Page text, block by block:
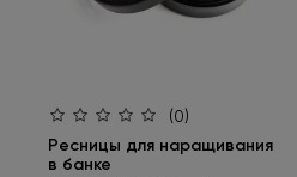
(0)
Ресницы для наращивания
в банке